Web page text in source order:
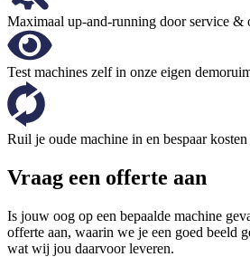
Maximaal up-and-running door service &
Test machines zelf in onze eigen
Ruil je oude machine in en bespaar kosten
Vraag een offerte aan
Is jouw oog op een bepaalde machine
offerte aan, waarin we je een goed beeld
wat wij jou daarvoor leveren.